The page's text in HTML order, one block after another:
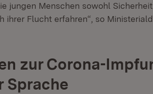
jungen Menschen sowohl
ihrer Flucht erfahren“, so
zur Corona-
Sprache